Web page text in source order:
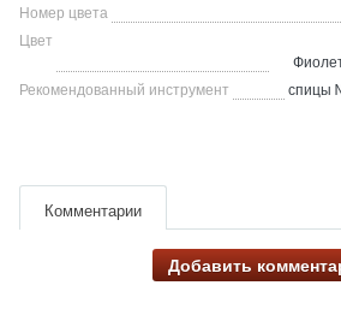
Номер цвета
Цвет
Рекомендованный инструмент
спицы
Комментарии
Добавить